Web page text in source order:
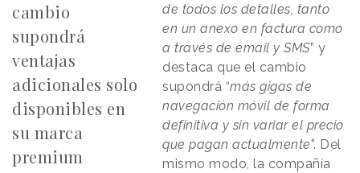
cambio
supondrá
ventajas
adicionales solo
disponibles en
su marca
premium
de todos los detalles, tanto
en un anexo en factura como
a través de email y SMS” y
destaca que el cambio
supondrá “más gigas de
navegación móvil de forma
definitiva y sin variar el precio
que pagan actualmente”. Del
mismo modo, la compañía